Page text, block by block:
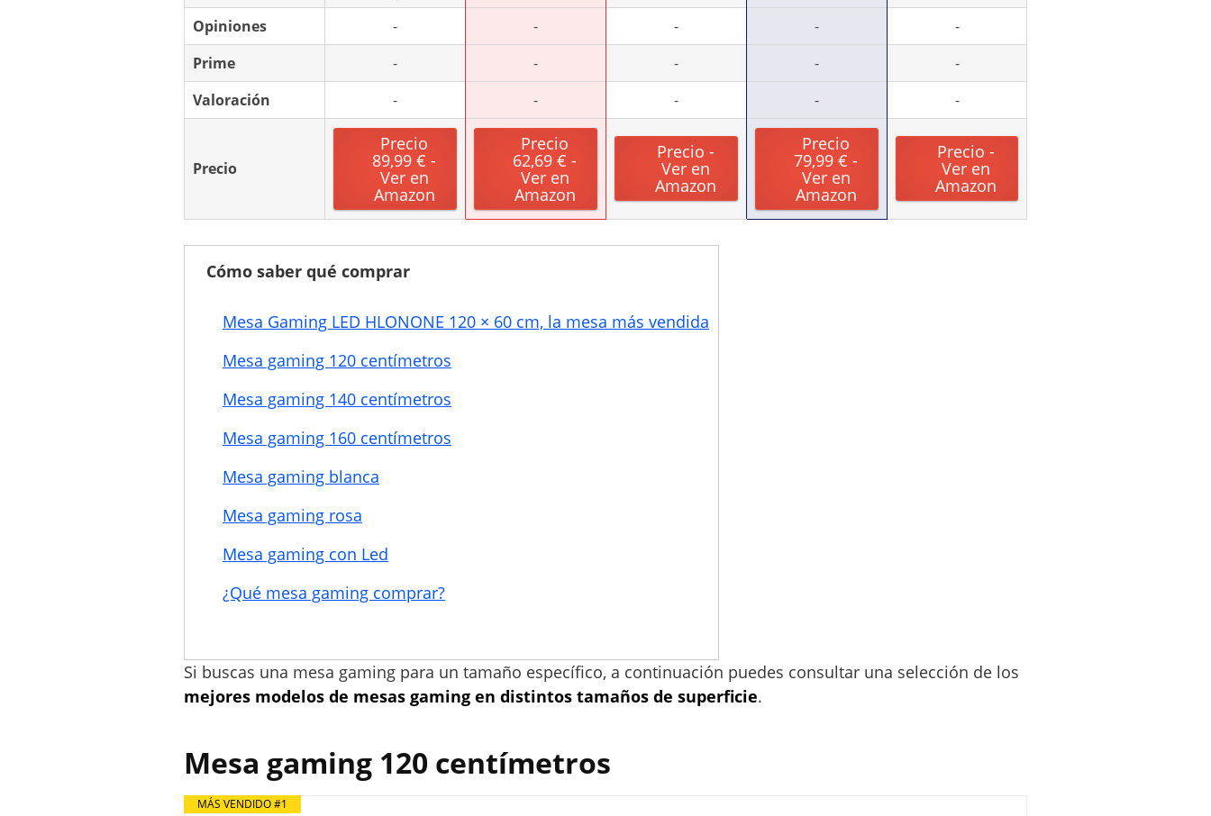
Opiniones - - - -
-
Prime
- - - -
-
Valoración
- - - - -
Precio
Precio
89,99 € -
Ver en
Amazon
Precio
62,69 € -
Ver en
Amazon
Precio -
Ver en
Amazon
Precio
79,99 € -
Ver en
Amazon
Precio -
Ver en
Amazon
Cómo saber qué comprar
Mesa Gaming LED HLONONE 120 × 60 cm, la mesa más vendida
Mesa gaming 120 centímetros
Mesa gaming 140 centímetros
Mesa gaming 160 centímetros
Mesa gaming blanca
Mesa gaming rosa
Mesa gaming con Led
¿Qué mesa gaming comprar?
Si buscas una mesa gaming para un tamaño específico, a continuación puedes consultar una selección de los
mejores modelos de mesas gaming en distintos tamaños de superficie.
Mesa gaming 120 centímetros
MÁS VENDIDO #1